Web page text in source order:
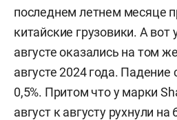
последнем летнем месяце
китайские грузовики. А
августе оказались на том
августе 2024 года.
0,5%. Притом что у марки
август к августу рухнули на